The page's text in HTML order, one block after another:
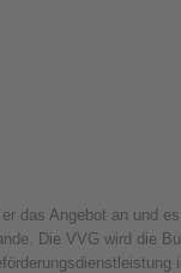
das Angebot an und
Die VVG wird die